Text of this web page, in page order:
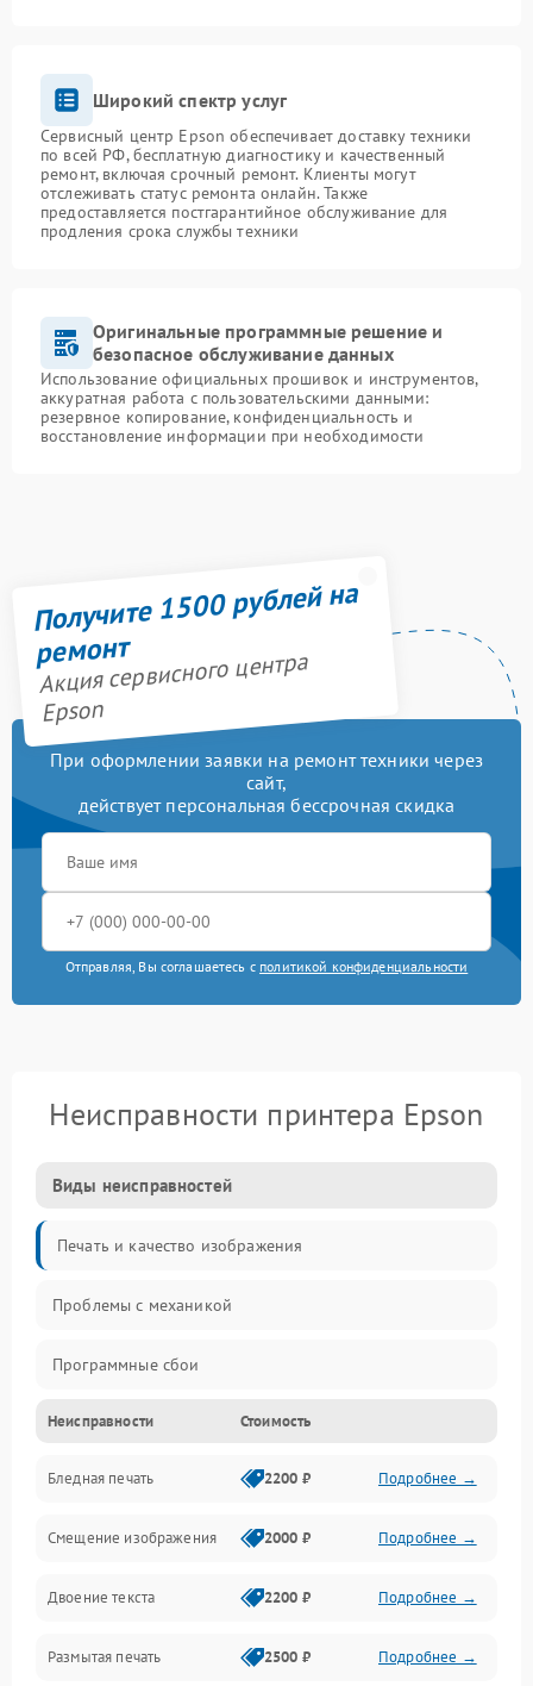
Широкий спектр услуг
Сервисный центр Epson обеспечивает доставку техники
по всей РФ, бесплатную диагностику и качественный
ремонт, включая срочный ремонт. Клиенты могут
отслеживать статус ремонта онлайн. Также
предоставляется постгарантийное обслуживание для
продления срока службы техники
Оригинальные программные решение и
безопасное обслуживание данных
Использование официальных прошивок и инструментов,
аккуратная работа с пользовательскими данными:
резервное копирование, конфиденциальность и
восстановление информации при необходимости
Получите 1500 рублей на
ремонт
Акция сервисного центра
Epson
При оформлении заявки на ремонт техники через
сайт,
действует персональная бессрочная скидка
Отправляя, Вы соглашаетесь с политикой конфиденциальности
Неисправности принтера Epson
Виды неисправностей
Печать и качество изображения
Проблемы с механикой
Программные сбои
Программные ошибки
Картриджи и расходники
Механика и узлы
Подключение и интерфейсы
Панель управления и индикация
Неисправности Стоимость
Бледная печать 2200 ₽ Подробнее →
Смещение изображения 2000 ₽ Подробнее →
Двоение текста 2200 ₽ Подробнее →
Размытая печать 2500 ₽ Подробнее →